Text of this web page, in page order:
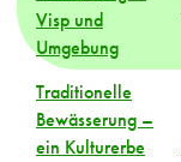
Visp und
Umgebung
Traditionelle
Bewässerung –
ein Kulturerbe